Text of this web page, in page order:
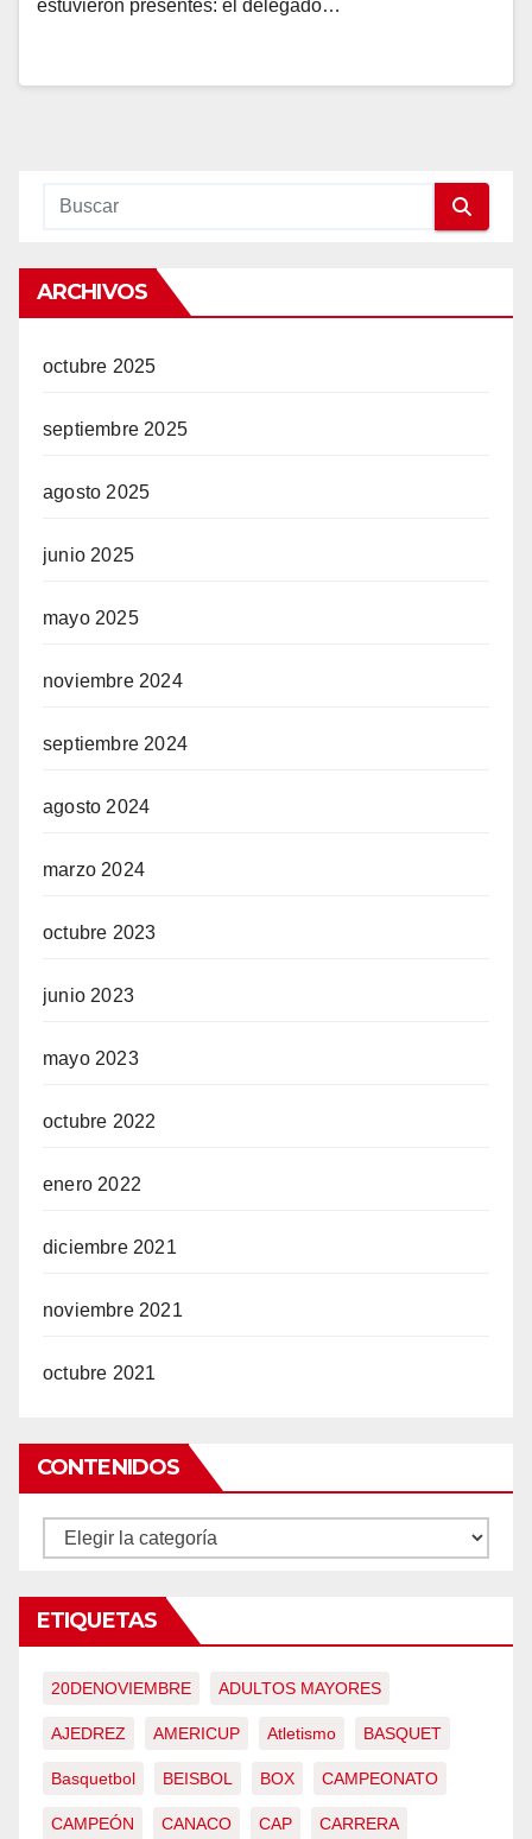
estuvieron presentes: el delegado…
ARCHIVOS
octubre 2025
septiembre 2025
agosto 2025
junio 2025
mayo 2025
noviembre 2024
septiembre 2024
agosto 2024
marzo 2024
octubre 2023
junio 2023
mayo 2023
octubre 2022
enero 2022
diciembre 2021
noviembre 2021
octubre 2021
CONTENIDOS
CONTENIDOS
ETIQUETAS
20DENOVIEMBRE ADULTOS MAYORES
AJEDREZ AMERICUP Atletismo BASQUET
Basquetbol BEISBOL BOX CAMPEONATO
CAMPEÓN CANACO CAP CARRERA